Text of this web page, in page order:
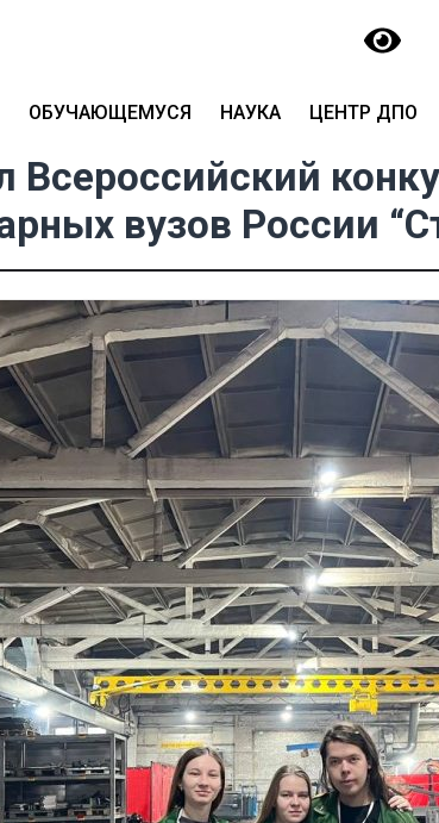
ОБУЧАЮЩЕМУСЯ НАУКА ЦЕНТР ДПО
вузов России